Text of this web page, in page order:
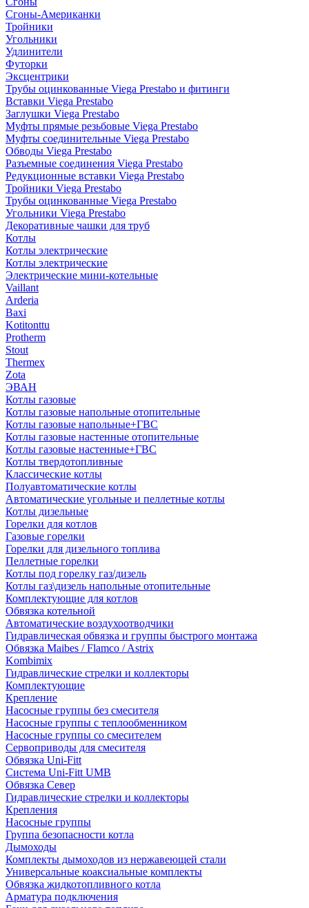
Сгоны-Американки
Тройники
Угольники
Удлинители
Футорки
Эксцентрики
Трубы оцинкованные Viega Prestabo и фитинги
Вставки Viega Prestabo
Заглушки Viega Prestabo
Муфты прямые резьбовые Viega Prestabo
Муфты соединительные Viega Prestabo
Обводы Viega Prestabo
Разъемные соединения Viega Prestabo
Редукционные вставки Viega Prestabo
Тройники Viega Prestabo
Трубы оцинкованные Viega Prestabo
Угольники Viega Prestabo
Декоративные чашки для труб
Котлы
Котлы электрические
Котлы электрические
Электрические мини-котельные
Vaillant
Arderia
Baxi
Kotitonttu
Protherm
Stout
Thermex
Zota
ЭВАН
Котлы газовые
Котлы газовые напольные отопительные
Котлы газовые напольные+ГВС
Котлы газовые настенные отопительные
Котлы газовые настенные+ГВС
Котлы твердотопливные
Классические котлы
Полуавтоматические котлы
Автоматические угольные и пеллетные котлы
Котлы дизельные
Горелки для котлов
Газовые горелки
Горелки для дизельного топлива
Пеллетные горелки
Котлы под горелку газ/дизель
Котлы газ\дизель напольные отопительные
Комплектующие для котлов
Обвязка котельной
Автоматические воздухоотводчики
Гидравлическая обвязка и группы быстрого монтажа
Обвязка Maibes / Flamco / Astrix
Kombimix
Гидравлические стрелки и коллекторы
Комплектующие
Крепление
Насосные группы без смесителя
Насосные группы с теплообменником
Насосные группы со смесителем
Сервоприводы для смесителя
Обвязка Uni-Fitt
Система Uni-Fitt UMB
Обвязка Север
Гидравлические стрелки и коллекторы
Крепления
Насосные группы
Группа безопасности котла
Дымоходы
Комплекты дымоходов из нержавеющей стали
Универсальные коаксиальные комплекты
Обвязка жидкотопливного котла
Арматура подключения